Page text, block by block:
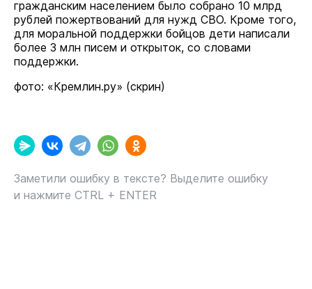
гражданским населением было собрано 10 млрд
рублей пожертвований для нужд СВО. Кроме того,
для моральной поддержки бойцов дети написали
более 3 млн писем и открыток, со словами
поддержки.
фото: «Кремлин.ру» (скрин)
Заметили ошибку в тексте? Выделите ошибку
и нажмите CTRL + ENTER